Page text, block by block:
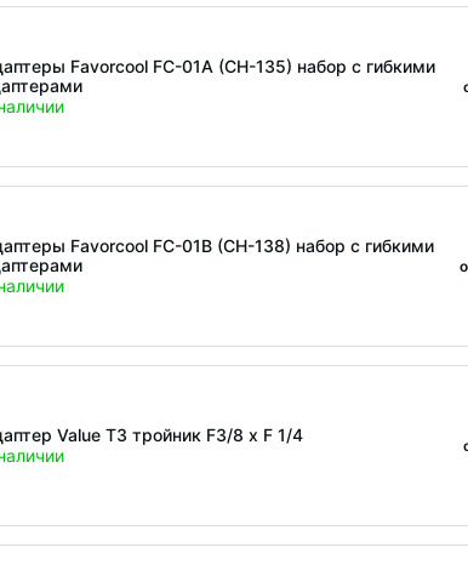
Favorcool FC-01A (CH-135) набор с гибкими
Favorcool FC-01B (CH-138) набор с гибкими
Value T3 тройник F3/8 x F 1/4